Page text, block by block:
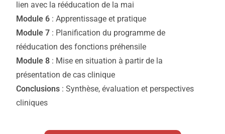
lien avec la rééducation de la mai
Module 6 : Apprentissage et pratique
Module 7 : Planification du programme de
rééducation des fonctions préhensile
Module 8 : Mise en situation à partir de la
présentation de cas clinique
Conclusions : Synthèse, évaluation et perspectives
cliniques